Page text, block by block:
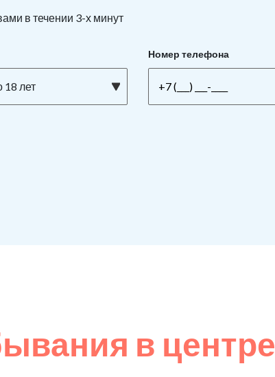
в течении 3-х минут
18 лет
Номер телефона
в центре